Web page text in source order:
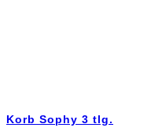
Korb Sophy 3 tlg.